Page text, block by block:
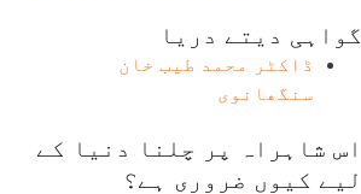
گواہی دیتے دریا
ڈاکٹر محمد طیب خان
سنگھانوی
اس شاہراہ پر چلنا دنیا کے
لیے کیوں ضروری ہے؟